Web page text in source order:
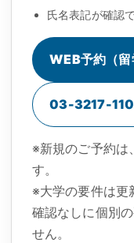
氏名表記が確認
WEB予約（留
03-3217-
※新規のご予約は
す。
※大学の要件は更
確認なしに個別
せん。